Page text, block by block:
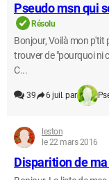
Pseudo msn qui
Résolu
Bonjour, Voilà mon p'tit
trouver de "pourquoi ni
C...
39 6 juil. par
leston
le 22 mars 2016
Disparition de